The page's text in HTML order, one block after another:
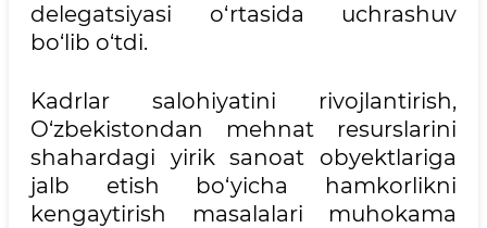
delegatsiyasi o‘rtasida uchrashuv
bo‘lib o‘tdi.
Kadrlar salohiyatini rivojlantirish,
O‘zbekistondan mehnat resurslarini
shahardagi yirik sanoat obyektlariga
jalb etish bo‘yicha hamkorlikni
kengaytirish masalalari muhokama